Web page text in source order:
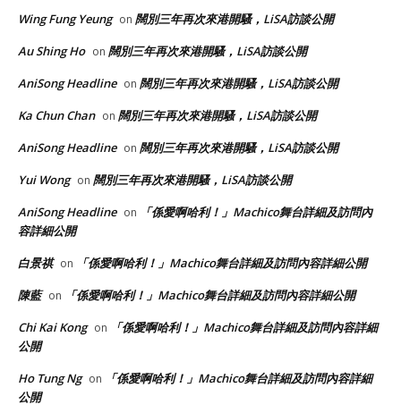
Wing Fung Yeung on 闊別三年再次來港開騷，LiSA訪談公開
Au Shing Ho on 闊別三年再次來港開騷，LiSA訪談公開
AniSong Headline on 闊別三年再次來港開騷，LiSA訪談公開
Ka Chun Chan on 闊別三年再次來港開騷，LiSA訪談公開
AniSong Headline on 闊別三年再次來港開騷，LiSA訪談公開
Yui Wong on 闊別三年再次來港開騷，LiSA訪談公開
AniSong Headline on
「係愛啊哈利！」Machico舞台詳細及訪問內
容詳細公開
白景祺 on
「係愛啊哈利！」Machico舞台詳細及訪問內容詳細公開
陳藍 on
「係愛啊哈利！」Machico舞台詳細及訪問內容詳細公開
Chi Kai Kong on
「係愛啊哈利！」Machico舞台詳細及訪問內容詳細
公開
Ho Tung Ng on
「係愛啊哈利！」Machico舞台詳細及訪問內容詳細
公開